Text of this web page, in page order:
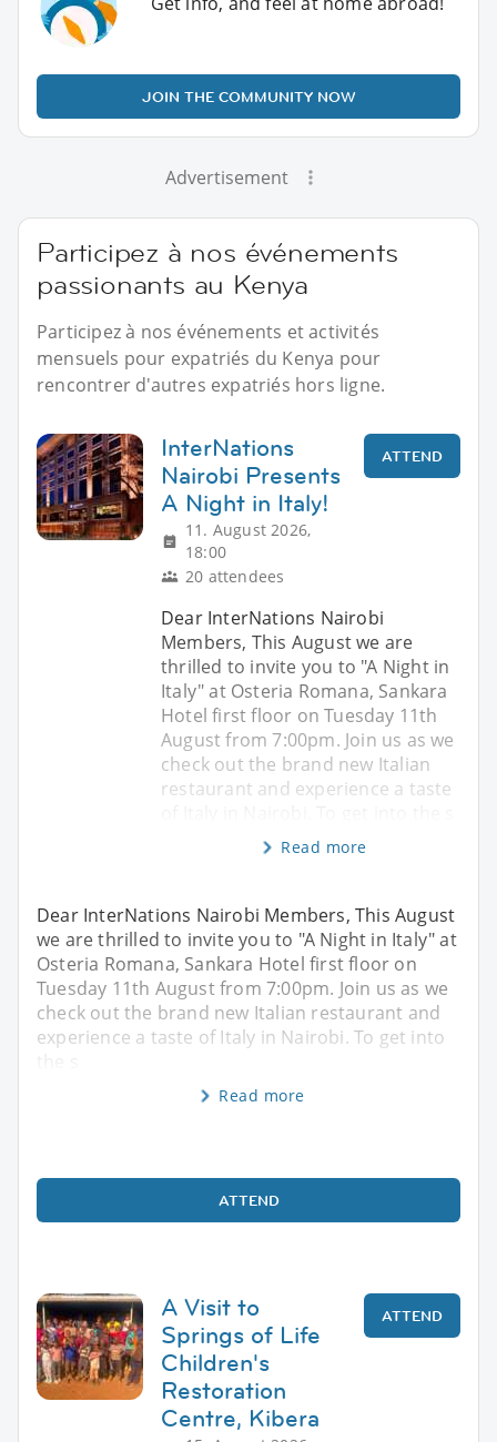
JOIN THE COMMUNITY NOW
Advertisement
Participez à nos événements
passionants au Kenya
Participez à nos événements et activités
mensuels pour expatriés du Kenya pour
rencontrer d'autres expatriés hors ligne.
InterNations
Nairobi Presents
A Night in Italy!
11. August 2026,
18:00
20 attendees
ATTEND
Dear InterNations Nairobi
Members, This August we are
thrilled to invite you to "A Night in
Italy" at Osteria Romana, Sankara
Hotel first floor on Tuesday 11th
August from 7:00pm. Join us as we
check out the brand new Italian
restaurant and experience a taste
Read more
Dear InterNations Nairobi Members, This August
we are thrilled to invite you to "A Night in Italy" at
Osteria Romana, Sankara Hotel first floor on
Tuesday 11th August from 7:00pm. Join us as we
check out the brand new Italian restaurant and
experience a taste of Italy in Nairobi. To get into
Read more
ATTEND
A Visit to
Springs of Life
Children's
Restoration
Centre, Kibera
ATTEND